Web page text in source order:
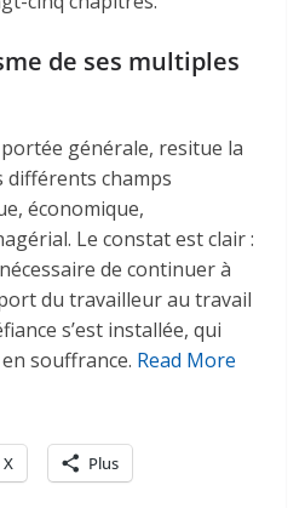
de ses multiples
générale, resitue la
différents champs
économique,
Le constat est clair :
de continuer à
du travailleur au travail
s’est installée, qui
souffrance. Read More
X Plus